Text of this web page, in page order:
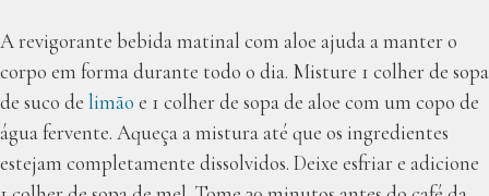
A revigorante bebida matinal com aloe ajuda a manter o
corpo em forma durante todo o dia. Misture 1 colher de sopa
de suco de limão e 1 colher de sopa de aloe com um copo de
água fervente. Aqueça a mistura até que os ingredientes
estejam completamente dissolvidos. Deixe esfriar e adicione